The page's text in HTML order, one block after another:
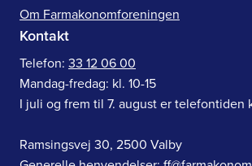
Om Farmakonomforeningen
Kontakt
Telefon: 33 12 06 00
Mandag-fredag: kl. 10-15
I juli og frem til 7. august er telefontiden
Ramsingsvej 30, 2500 Valby